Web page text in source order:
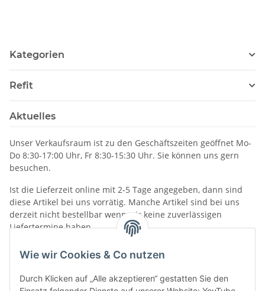
Wie wir Cookies & Co nutzen
Durch Klicken auf „Alle akzeptieren“ gestatten Sie den
Kategorien
Refit
Aktuelles
Unser Verkaufsraum ist zu den Geschäftszeiten geöffnet Mo-
Do 8:30-17:00 Uhr, Fr 8:30-15:30 Uhr. Sie können uns gern
besuchen.
Ist die Lieferzeit online mit 2-5 Tage angegeben, dann sind
diese Artikel bei uns vorrätig. Manche Artikel sind bei uns
derzeit nicht bestellbar wenn wir keine zuverlässigen
Liefertermine haben.
Informationen